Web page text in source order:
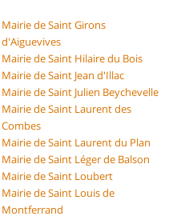
Mairie de Saint Girons
d'Aiguevives
Mairie de Saint Hilaire du Bois
Mairie de Saint Jean d'Illac
Mairie de Saint Julien Beychevelle
Mairie de Saint Laurent des
Combes
Mairie de Saint Laurent du Plan
Mairie de Saint Léger de Balson
Mairie de Saint Loubert
Mairie de Saint Louis de
Montferrand